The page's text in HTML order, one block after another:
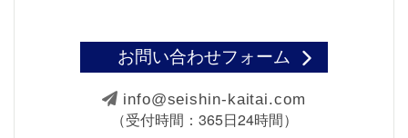
お問い合わせフォーム
info@seishin-kaitai.com
（受付時間：365日24時間）